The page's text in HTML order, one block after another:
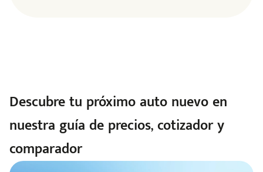
Descubre tu próximo auto nuevo en
nuestra guía de precios, cotizador y
comparador